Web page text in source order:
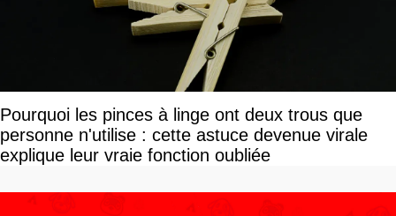
Pourquoi les pinces à linge ont deux trous que
personne n'utilise : cette astuce devenue virale
explique leur vraie fonction oubliée